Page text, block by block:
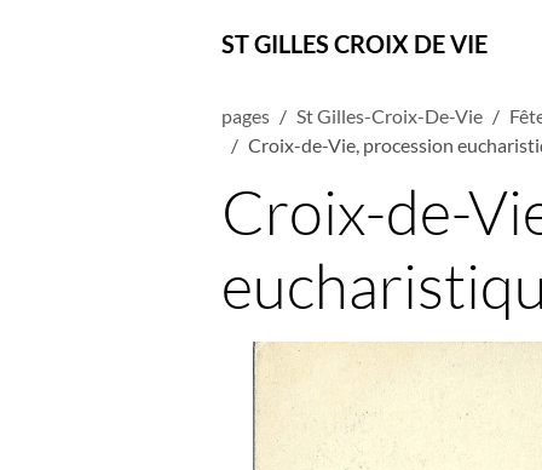
ST GILLES CROIX DE VIE
pages St Gilles-Croix-De-Vie
Croix-de-Vie, procession
Croix-de-